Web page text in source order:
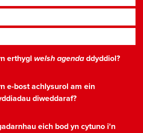
erthygl welsh agendaddyddiol?
e-bost achlysurol am ein
diweddaraf?
eich bod yn cytuno i'n